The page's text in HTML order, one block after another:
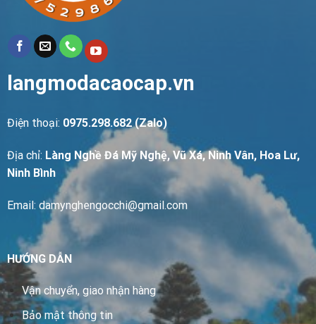
langmodacaocap.vn
Điện thoại: 0975.298.682 (Zalo)
Địa chỉ: Làng Nghề Đá Mỹ Nghệ, Vũ Xá, Ninh Vân, Hoa Lư,
Ninh Bình
Email: damynghengocchi@gmail.com
HƯỚNG DẪN
Vận chuyển, giao nhận hàng
Bảo mật thông tin